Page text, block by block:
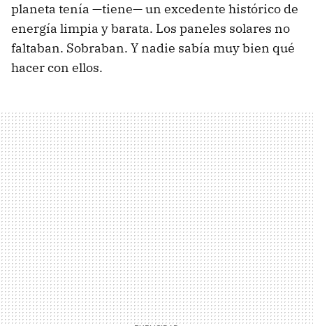
planeta tenía —tiene— un excedente histórico de
energía limpia y barata. Los paneles solares no
faltaban. Sobraban. Y nadie sabía muy bien qué
hacer con ellos.